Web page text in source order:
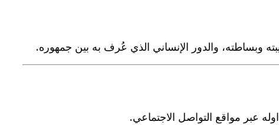
وبساطته، والدور الإنساني الذي عُرف به بين جمهوره.
عبر مواقع التواصل الاجتماعي.